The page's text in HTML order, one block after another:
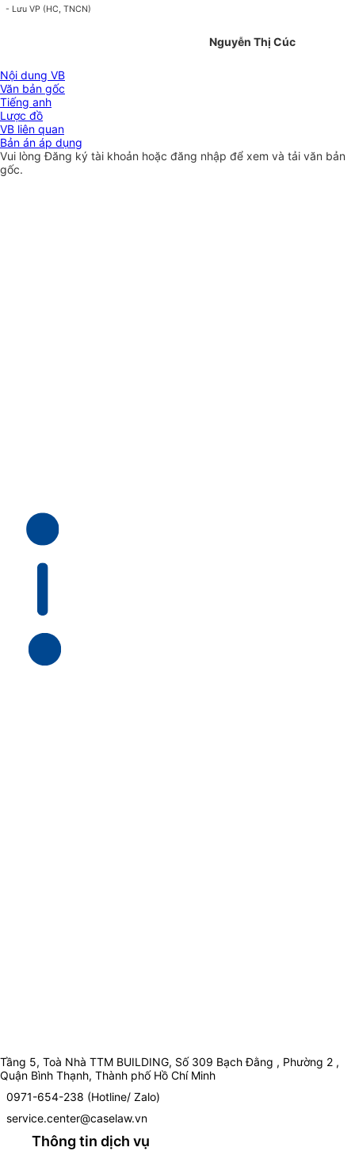
- Lưu VP (HC, TNCN)
Nguyễn Thị Cúc
Nội dung VB
Văn bản gốc
Tiếng anh
Lược đồ
VB liên quan
Bản án áp dụng
Vui lòngĐăng ký tài khoản hoặc đăng nhập để xem và tải văn bản
gốc.
Tầng 5, Toà Nhà TTM BUILDING, Số 309 Bạch Đằng , Phường 2 ,
Quận Bình Thạnh, Thành phố Hồ Chí Minh
0971-654-238 (Hotline/ Zalo)
service.center@caselaw.vn
Thông tin dịch vụ